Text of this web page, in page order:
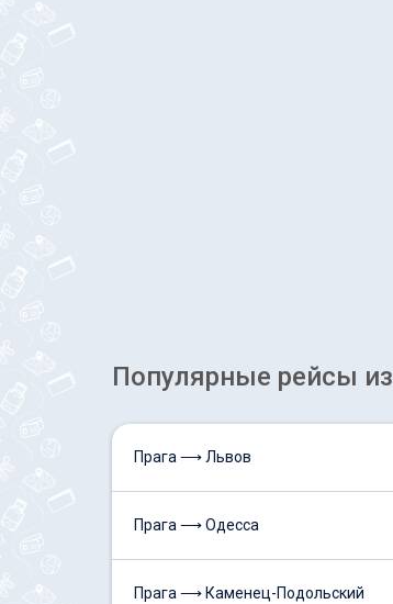
Популярные рейсы из
Прага ⟶ Львов
Прага ⟶ Одесса
Прага ⟶ Каменец-Подольский